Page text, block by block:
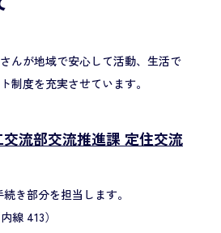
んが地域で安心して活動、生活で
制度を充実させています。
流部交流推進課 定住交流
き部分を担当します。
線 413）